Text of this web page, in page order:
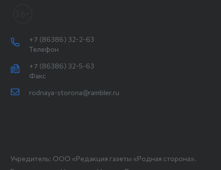
+7 (86386) 32-2-63
Телефон
+7 (86386) 32-5-63
Факс
rodnaya-storona@rambler.ru
Учредитель: ООО «Редакция газеты «Родная сторона».